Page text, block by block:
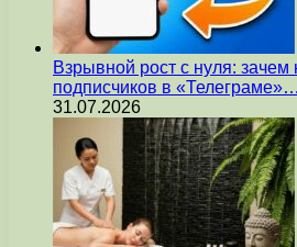
Взрывной рост с нуля: зачем
подписчиков в «Телеграме»…
31.07.2026